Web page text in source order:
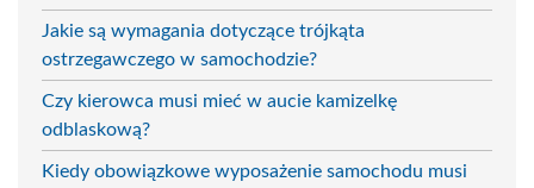
Jakie są wymagania dotyczące trójkąta
ostrzegawczego w samochodzie?
Czy kierowca musi mieć w aucie kamizelkę
odblaskową?
Kiedy obowiązkowe wyposażenie samochodu musi